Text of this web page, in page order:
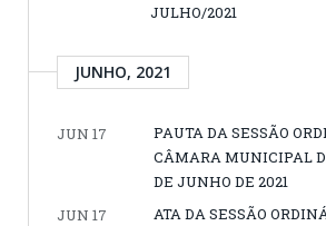
JULHO/2021
JUNHO, 2021
JUN 17
PAUTA DA SESSÃO
CÂMARA MUNICIPAL
DE JUNHO DE 2021
JUN 17
ATA DA SESSÃO